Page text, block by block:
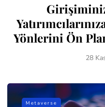
Yönlerini Ön
28
Metaverse